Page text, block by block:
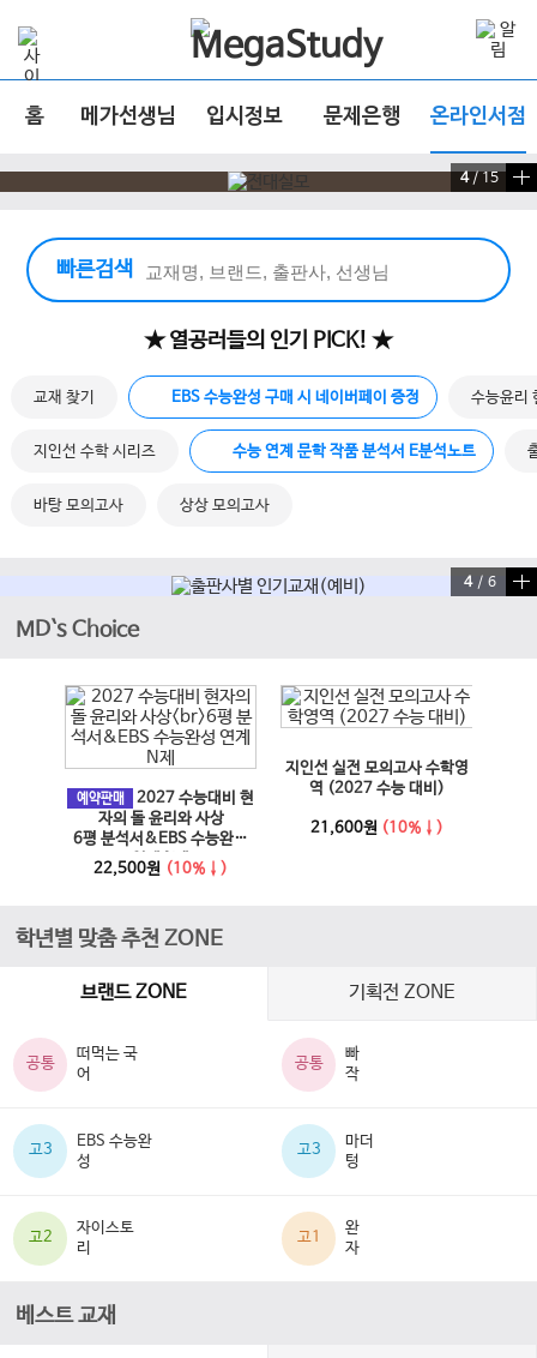
홈 메가선생님 입시정보 문제은행 온라인서점
4/ 15
빠른검색
빠른 검색 실행
★ 열공러들의 인기 PICK! ★
교재 찾기 EBS 수능완성 구매 시 네이버페이 증정 수능윤리
지인선 수학 시리즈 수능 연계 문학 작품 분석서 E분석노트
바탕 모의고사 상상 모의고사
4/ 6
MD`s Choice
예약판매
2027 수능대비 현
자의 돌 윤리와 사상
6평 분석서&EBS 수능완성
연계 N제
22,500원 (10%↓)
지인선 실전 모의고사 수학영
역 (2027 수능 대비)
21,600원 (10%↓)
이전 슬라이드 다음 슬라이드
학년별 맞춤 추천 ZONE
브랜드 ZONE 기획전 ZONE
공통
떠먹는 국
어
공통
빠
작
고3
EBS 수능완
성
고3
마더
텅
고2
자이스토
리
고1
완
자
베스트 교재